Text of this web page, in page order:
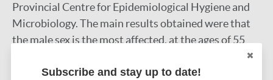
Provincial Centre for Epidemiological Hygiene and
Microbiology. The main results obtained were that
the male sex is the most affected, at the ages of 55
years and older; the municipalities with the highest
incidence are Manzanillo, Bayamo and Yara, with
Subscribe and stay up to date!